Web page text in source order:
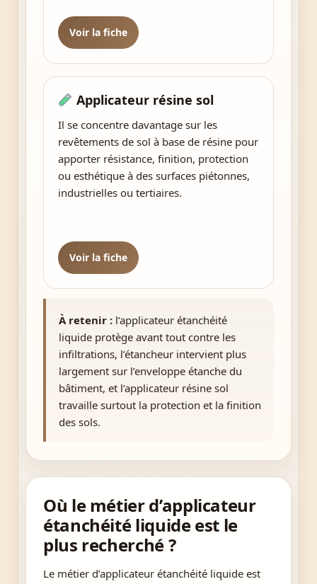
Voir la fiche
Applicateur résine sol
Il se concentre davantage sur les
revêtements de sol à base de résine pour
apporter résistance, finition, protection
ou esthétique à des surfaces piétonnes,
industrielles ou tertiaires.
Voir la fiche
À retenir : l’applicateur étanchéité
liquide protège avant tout contre les
infiltrations, l’étancheur intervient plus
largement sur l’enveloppe étanche du
bâtiment, et l’applicateur résine sol
travaille surtout la protection et la finition
des sols.
Où le métier d’applicateur
étanchéité liquide est le
plus recherché ?
Le métier d’applicateur étanchéité liquide est